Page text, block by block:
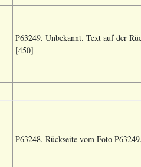
P63249. Unbekannt. Text auf der
[450]
P63248. Rückseite vom Foto